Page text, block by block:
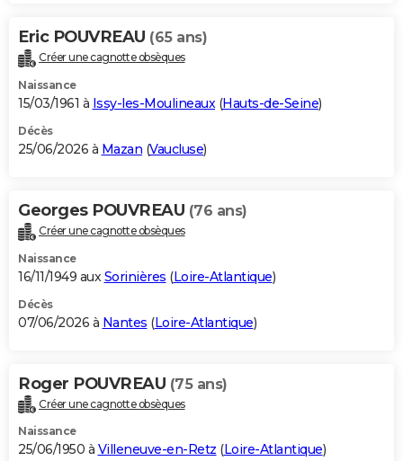
Bricolage
Lifestyle
Culture
Sport
Auto
Television
Voyage
Cinema
Eric POUVREAU (65 ans)
Créer une cagnotte obsèques
Naissance
15/03/1961 à Issy-les-Moulineaux(Hauts-de-Seine)
Décès
25/06/2026 à Mazan (Vaucluse)
Georges POUVREAU (76 ans)
Créer une cagnotte obsèques
Naissance
16/11/1949 aux Sorinières (Loire-Atlantique)
Décès
07/06/2026 à Nantes (Loire-Atlantique)
Roger POUVREAU (75 ans)
Créer une cagnotte obsèques
Naissance
25/06/1950 à Villeneuve-en-Retz (Loire-Atlantique)